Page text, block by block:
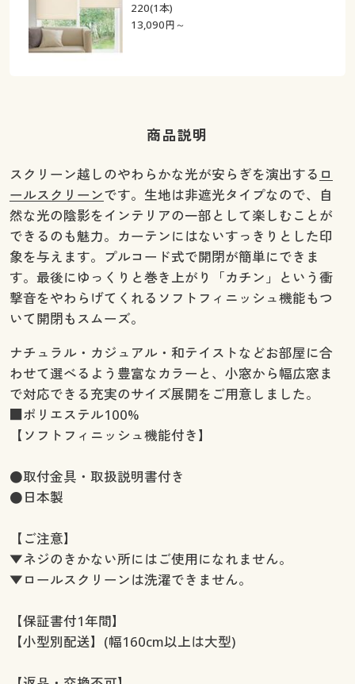
13,090円～
220(1本)
商品説明
スクリーン越しのやわらかな光が安らぎを演出する ロ
ールスクリーンです。生地は非遮光タイプなので、自
然な光の陰影をインテリアの一部として楽しむことが
できるのも魅力。カーテンにはないすっきりとした印
象を与えます。プルコード式で開閉が簡単にできま
す。最後にゆっくりと巻き上がり「カチン」という衝
撃音をやわらげてくれるソフトフィニッシュ機能もつ
いて開閉もスムーズ。
ナチュラル・カジュアル・和テイストなどお部屋に合
わせて選べるよう豊富なカラーと、小窓から幅広窓ま
で対応できる充実のサイズ展開をご用意しました。
■ポリエステル100%
【ソフトフィニッシュ機能付き】
●取付金具・取扱説明書付き
●日本製
【ご注意】
▼ネジのきかない所にはご使用になれません。
▼ロールスクリーンは洗濯できません。
【保証書付1年間】
【小型別配送】(幅160cm以上は大型)